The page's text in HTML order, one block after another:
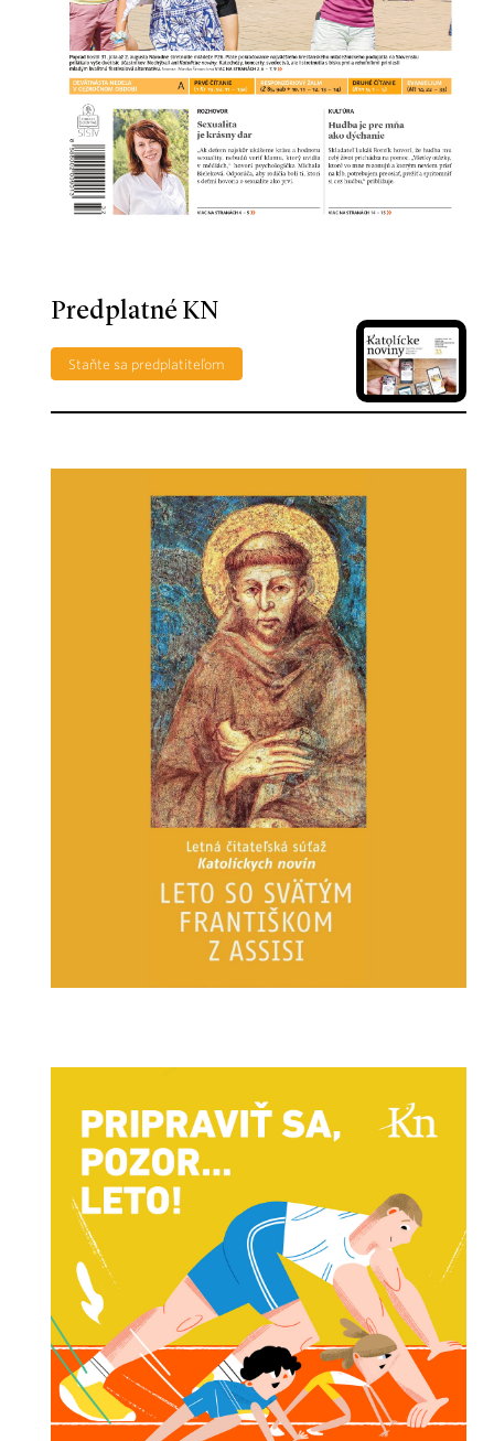
Predplatné KN
Staňte sa predplatiteľom